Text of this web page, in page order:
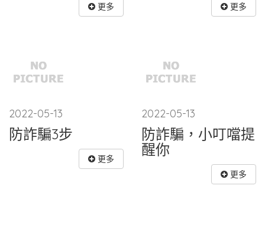
更多 更多
2022-05-13
防詐騙3步
更多
2022-05-13
防詐騙，小叮噹提
醒你
更多